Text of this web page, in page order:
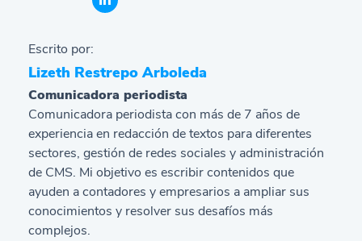
Escrito por:
Lizeth Restrepo Arboleda
Comunicadora periodista
Comunicadora periodista con más de 7 años de
experiencia en redacción de textos para diferentes
sectores, gestión de redes sociales y administración
de CMS. Mi objetivo es escribir contenidos que
ayuden a contadores y empresarios a ampliar sus
conocimientos y resolver sus desafíos más
complejos.